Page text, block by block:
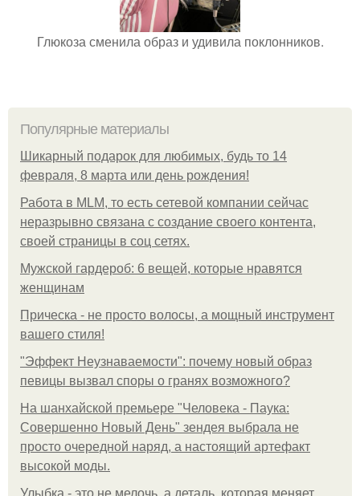
Глюкоза сменила образ и удивила поклонников.
Популярные материалы
Шикарный подарок для любимых, будь то 14
февраля, 8 марта или день рождения!
Работа в MLM, то есть сетевой компании сейчас
неразрывно связана с создание своего контента,
своей страницы в соц сетях.
Мужской гардероб: 6 вещей, которые нравятся
женщинам
Прическа - не просто волосы, а мощный инструмент
вашего стиля!
"Эффект Неузнаваемости": почему новый образ
певицы вызвал споры о гранях возможного?
На шанхайской премьере "Человека - Паука:
Совершенно Новый День" зендея выбрала не
просто очередной наряд, а настоящий артефакт
высокой моды.
Улыбка - это не мелочь, а деталь, которая меняет